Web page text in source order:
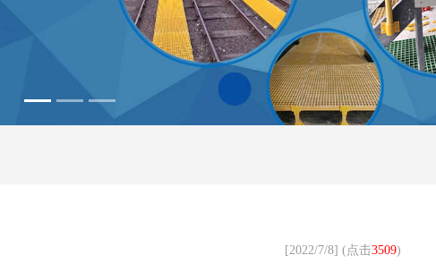
[2022/7/8] (点击3509)